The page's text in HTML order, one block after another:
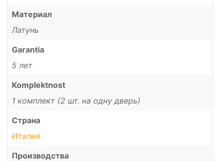
Материал
Латунь
Garantia
5 лет
Komplektnost
1 комплект (2 шт. на одну дверь)
Страна
Италия
Производства